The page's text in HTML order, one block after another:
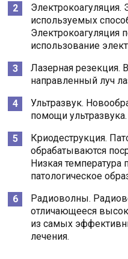
Электрокоагуляция.
используемых
Электрокоагуляция
использование
Лазерная резекция.
направленный луч
Ультразвук.
помощи ультразвука.
Криодеструкция.
обрабатываются
Низкая температура
патологическое
Радиоволны.
отличающееся
из самых
лечения.